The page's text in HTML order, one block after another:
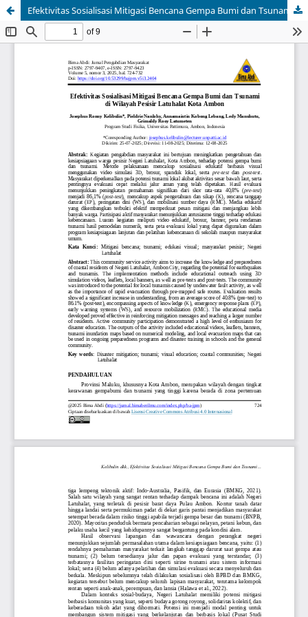
Efektivitas Sosialisasi Mitigasi Bencana Gempa Bumi dan Tsunami di Wilayah Pesisir Latuhalat Kota Ambon